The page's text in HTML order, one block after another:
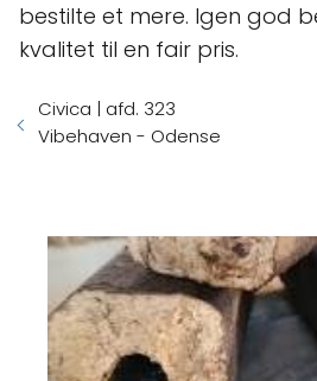
bestilte et mere. Igen god
kvalitet til en fair pris.
Civica | afd. 323
Vibehaven - Odense